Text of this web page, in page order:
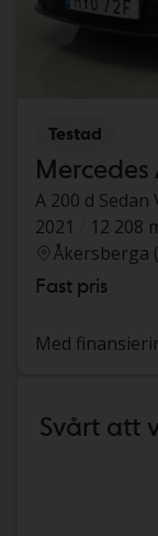
Testad
Mercedes
A 200 d Sedan
2021
12 208
Åkersberga
Fast pris
Med
Svårt att